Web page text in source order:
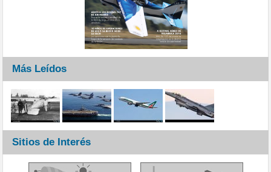
Más Leídos
Sitios de Interés